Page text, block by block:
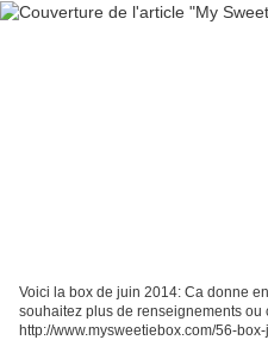
Voici la box de juin 2014: Ca donne
souhaitez plus de renseignements ou
http://www.mysweetiebox.com/56-